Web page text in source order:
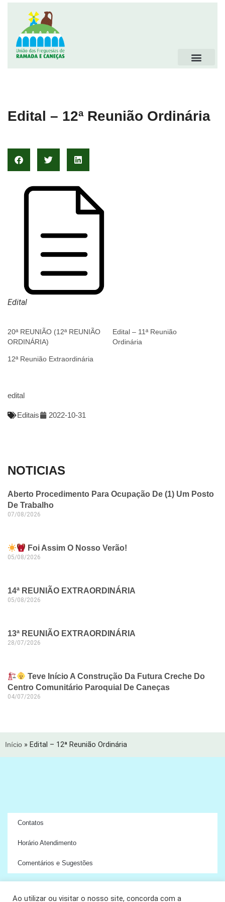
Edital – 12ª Reunião Ordinária
Edital
20ª REUNIÃO (12ª REUNIÃO
ORDINÁRIA)
Edital – 11ª Reunião
Ordinária
12ª Reunião Extraordinária
edital
Editais 2022-10-31
NOTICIAS
Aberto Procedimento Para Ocupação De (1) Um Posto
De Trabalho
07/08/2026
Foi Assim O Nosso Verão!
05/08/2026
14ª REUNIÃO EXTRAORDINÁRIA
05/08/2026
13ª REUNIÃO EXTRAORDINÁRIA
28/07/2026
Teve Início A Construção Da Futura Creche Do
Centro Comunitário Paroquial De Caneças
04/07/2026
Início » Edital – 12ª Reunião Ordinária
Contatos
Horário Atendimento
Comentários e Sugestões
Ao utilizar ou visitar o nosso site, concorda com a